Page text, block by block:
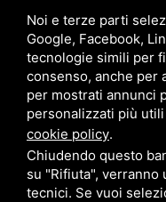
Marchi
Noi e terze parti
Google, Facebook,
tecnologie simili per
consenso, anche per
per mostrati annunci
personalizzati più
cookie policy.
Chiudendo questo
su "Rifiuta",
tecnici. Se vuoi